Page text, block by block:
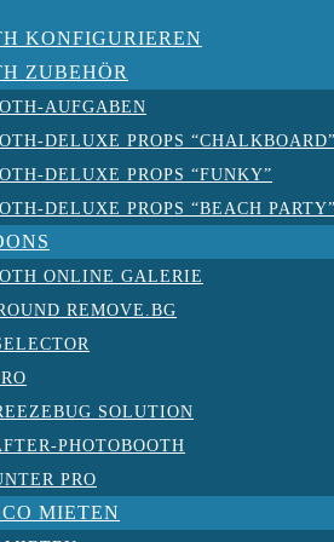
KONFIGURIEREN
ZUBEHÖR
AUFGABEN
DELUXE PROPS
DELUXE PROPS “FUNKY”
DELUXE PROPS “BEACH
ONLINE GALERIE
REMOVE.BG
SOLUTION
PHOTOBOOTH
PRO
MIETEN